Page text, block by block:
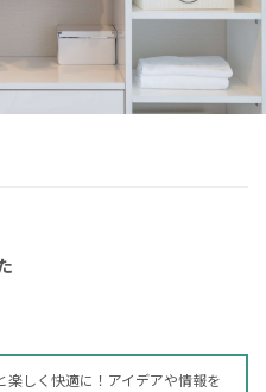
しく快適に！アイデアや情報を